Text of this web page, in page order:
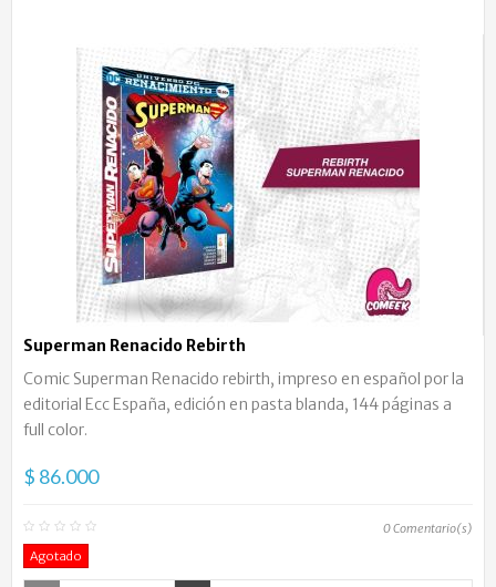
Superman Renacido Rebirth
Comic Superman Renacido rebirth, impreso en español por la
editorial Ecc España, edición en pasta blanda, 144 páginas a
full color.
$ 86.000
0Comentario(s)
Agotado